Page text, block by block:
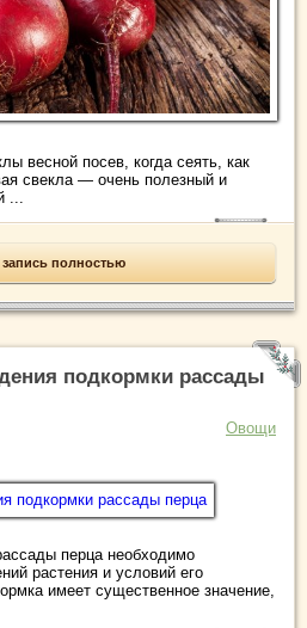
весной посев, когда сеять, как
свекла — очень полезный и
запись полностью
подкормки рассады
Овощи
перца необходимо
растения и условий его
имеет существенное значение,